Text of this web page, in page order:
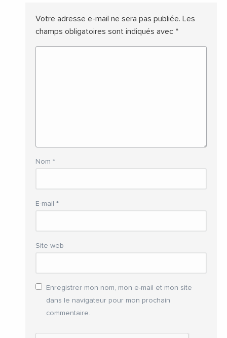
Votre adresse e-mail ne sera pas publiée. Les
champs obligatoires sont indiqués avec *
Nom *
E-mail *
Site web
Enregistrer mon nom, mon e-mail et mon site
dans le navigateur pour mon prochain
commentaire.